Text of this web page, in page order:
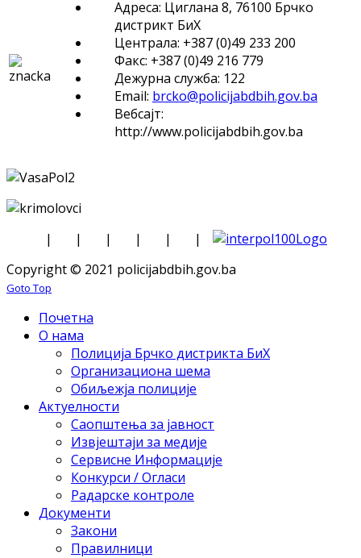
Адреса: Циглана 8, 76100 Брчко
дистрикт БиХ
Централа: +387 (0)49 233 200
Факс: +387 (0)49 216 779
Дежурна служба: 122
Email: brcko@policijabdbih.gov.ba
Вебсајт:
http://www.policijabdbih.gov.ba
| | | | |
|
Copyright © 2021 policijabdbih.gov.ba
Goto Top
Почетна
О нама
Полиција Брчко дистрикта БиХ
Организациона шема
Обиљежја полиције
Актуелности
Саопштења за јавност
Извјештаји за медије
Сервисне Информације
Конкурси / Огласи
Радарске контроле
Документи
Закони
Правилници